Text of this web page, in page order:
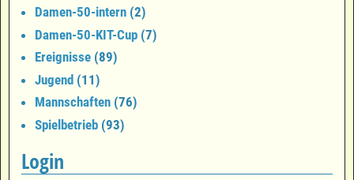
Damen-50-intern (2)
Damen-50-KIT-Cup (7)
Ereignisse (89)
Jugend (11)
Mannschaften (76)
Spielbetrieb (93)
Login